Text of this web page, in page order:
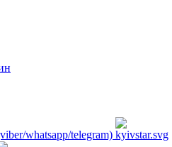
whatsapp/telegram)